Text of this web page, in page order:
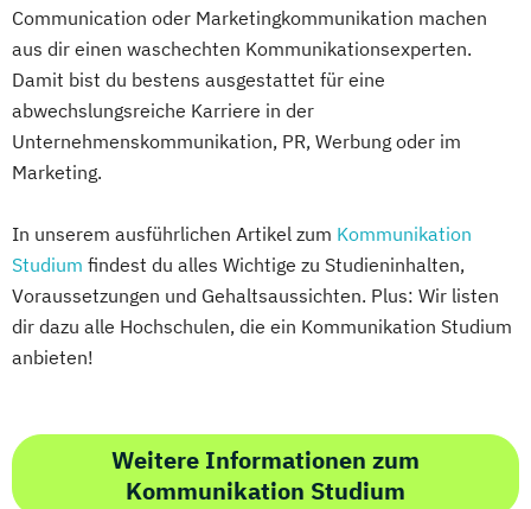
Communication oder Marketingkommunikation machen
aus dir einen waschechten Kommunikationsexperten.
Damit bist du bestens ausgestattet für eine
abwechslungsreiche Karriere in der
Unternehmenskommunikation, PR, Werbung oder im
Marketing.
In unserem ausführlichen Artikel zum Kommunikation
Studium findest du alles Wichtige zu Studieninhalten,
Voraussetzungen und Gehaltsaussichten. Plus: Wir listen
dir dazu alle Hochschulen, die ein Kommunikation Studium
anbieten!
Weitere Informationen zum
Kommunikation Studium